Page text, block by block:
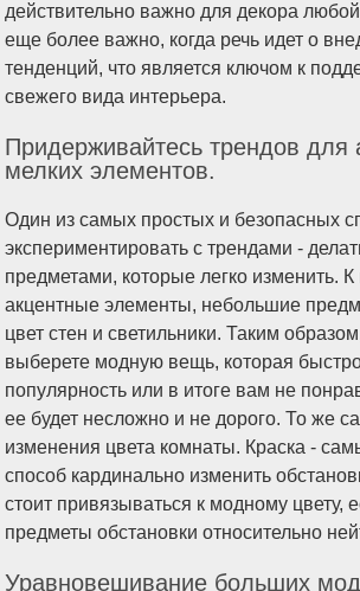
действительно важно для декора
еще более важно, когда речь идет о
тенденций, что является ключом к
свежего вида интерьера.
Придерживайтесь трендов для
мелких элементов.
Один из самых простых и безопасных
экспериментировать с трендами -
предметами, которые легко изменить. К
акцентные элементы, небольшие
цвет стен и светильники. Таким
выберете модную вещь, которая
популярность или в итоге вам не
ее будет несложно и не дорого. То же
изменения цвета комнаты. Краска -
способ кардинально изменить
стоит привязываться к модному цвету,
предметы обстановки относительно
Уравновешивание больших